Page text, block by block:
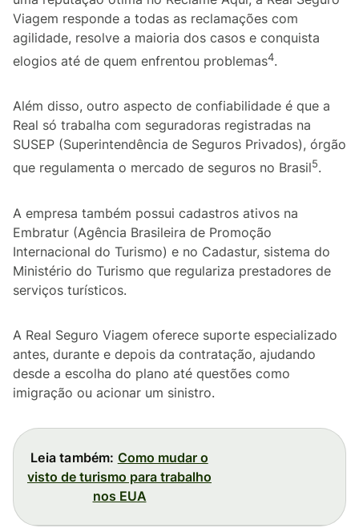
Viagem responde a todas as reclamações com
agilidade, resolve a maioria dos casos e conquista
elogios até de quem enfrentou problemas4.
Além disso, outro aspecto de confiabilidade é que a
Real só trabalha com seguradoras registradas na
SUSEP (Superintendência de Seguros Privados), órgão
que regulamenta o mercado de seguros no Brasil5.
A empresa também possui cadastros ativos na
Embratur (Agência Brasileira de Promoção
Internacional do Turismo) e no Cadastur, sistema do
Ministério do Turismo que regulariza prestadores de
serviços turísticos.
A Real Seguro Viagem oferece suporte especializado
antes, durante e depois da contratação, ajudando
desde a escolha do plano até questões como
imigração ou acionar um sinistro.
Leia também: Como mudar o
visto de turismo para trabalho
nos EUA